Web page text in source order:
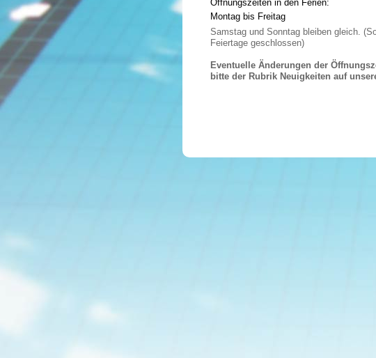
Öffnungszeiten in den Ferien:
Montag bis Freitag
Samstag und Sonntag bleiben gleich.
Feiertage geschlossen)
Eventuelle Änderungen der
bitte der Rubrik Neuigkeiten auf